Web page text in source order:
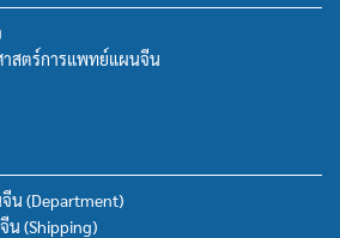
าสตร์การแพทย์แผนจีน
น (Department)
น (Shipping)